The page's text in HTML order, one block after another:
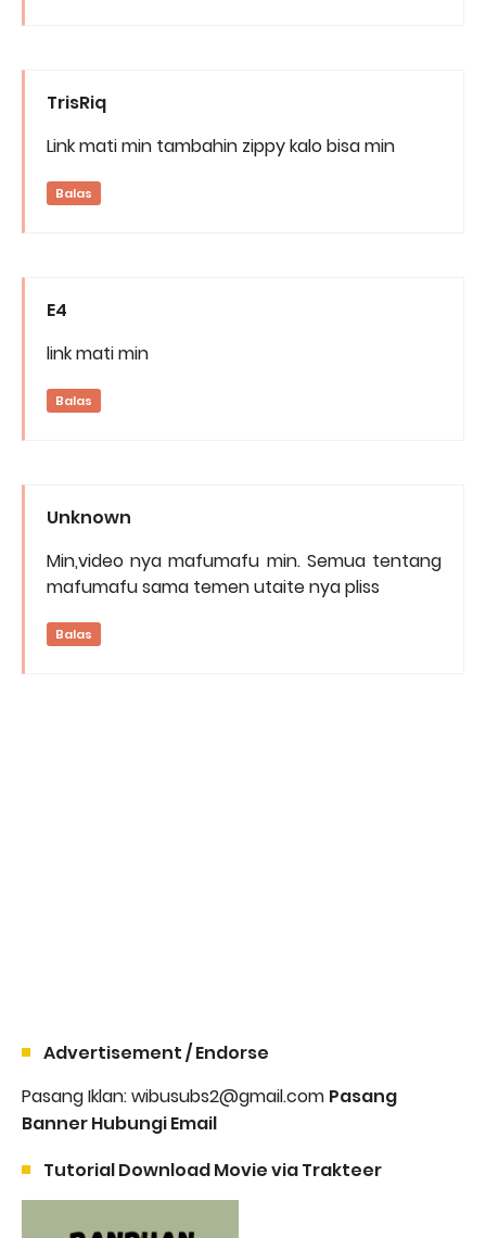
TrisRiq
Link mati min tambahin zippy kalo bisa min
Balas
E4
link mati min
Balas
Unknown
Min,video nya mafumafu min. Semua tentang
mafumafu sama temen utaite nya pliss
Balas
Advertisement / Endorse
Pasang Iklan: wibusubs2@gmail.com Pasang
Banner Hubungi Email
Tutorial Download Movie via Trakteer